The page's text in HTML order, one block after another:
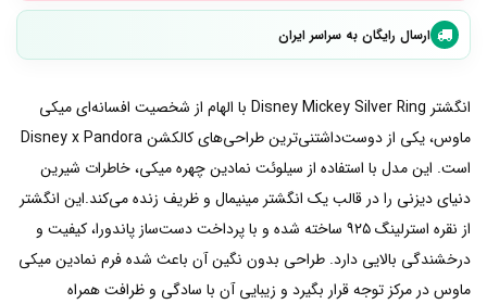
ارسال رایگان به سراسر ایران
انگشتر Disney Mickey Silver Ring با الهام از شخصیت افسانه‌ای میکی
ماوس، یکی از دوست‌داشتنی‌ترین طراحی‌های کالکشن Disney x Pandora
است. این مدل با استفاده از سیلوئت نمادین چهره میکی، خاطرات شیرین
دنیای دیزنی را در قالب یک انگشتر مینیمال و ظریف زنده می‌کند.این انگشتر
از نقره استرلینگ ۹۲۵ ساخته شده و با پرداخت دست‌ساز پاندورا، کیفیت و
درخشندگی بالایی دارد. طراحی بدون نگین آن باعث شده فرم نمادین میکی
ماوس در مرکز توجه قرار بگیرد و زیبایی آن با سادگی و ظرافت همراه